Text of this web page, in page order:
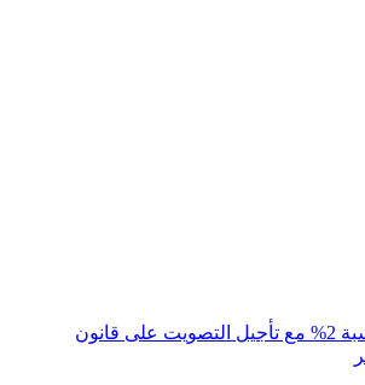
ينخفض سعر XRP بنسبة 2% مع تأجيل التصويت على قانون